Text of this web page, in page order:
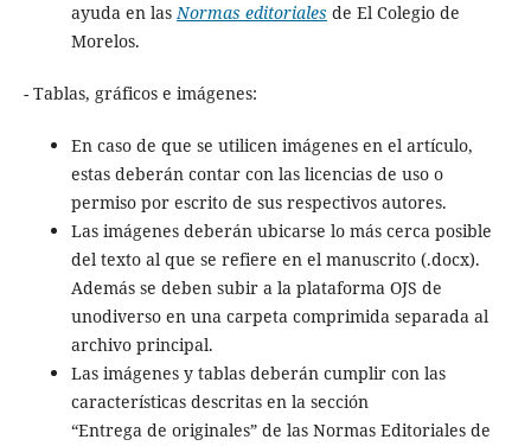
ayuda en lasNormas editoriales de El Colegio de
Morelos.
- Tablas, gráficos e imágenes:
En caso de que se utilicen imágenes en el artículo,
estas deberán contar con las licencias de uso o
permiso por escrito de sus respectivos autores.
Las imágenes deberán ubicarse lo más cerca posible
del texto al que se refiere en el manuscrito (.docx).
Además se deben subir a la plataforma OJS de
unodiverso en una carpeta comprimida separada al
archivo principal.
Las imágenes y tablas deberán cumplir con las
características descritas en la sección
“Entrega de originales” de las Normas Editoriales de